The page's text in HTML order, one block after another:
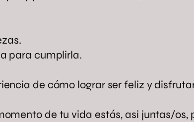
para cumplirla.
de cómo lograr ser feliz y
de tu vida estás, asi juntas/